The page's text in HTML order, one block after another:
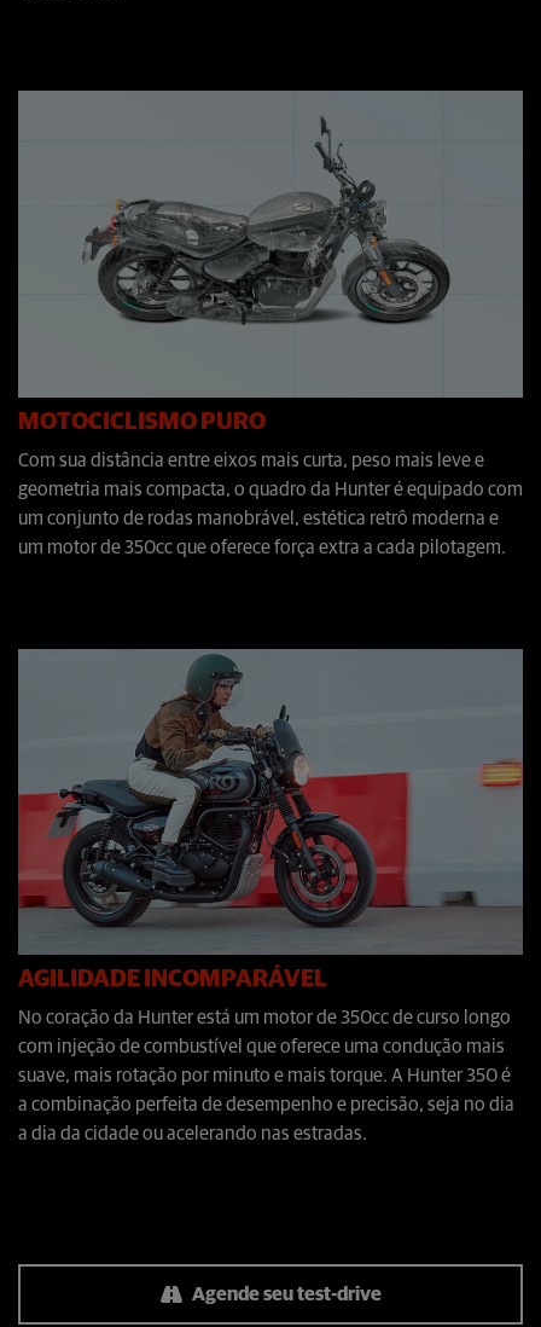
MOTOCICLISMO PURO
Com sua distância entre eixos mais curta, peso mais leve e
geometria mais compacta, o quadro da Hunter é equipado com
um conjunto de rodas manobrável, estética retrô moderna e
um motor de 350cc que oferece força extra a cada pilotagem.
AGILIDADE INCOMPARÁVEL
No coração da Hunter está um motor de 350cc de curso longo
com injeção de combustível que oferece uma condução mais
suave, mais rotação por minuto e mais torque. A Hunter 350 é
a combinação perfeita de desempenho e precisão, seja no dia
a dia da cidade ou acelerando nas estradas.
Agende seu test-drive